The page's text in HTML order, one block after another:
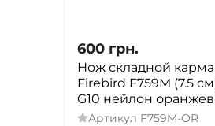
600 грн.
Нож складной
Firebird F759M (7.5
G10 нейлон
Артикул F759M-OR